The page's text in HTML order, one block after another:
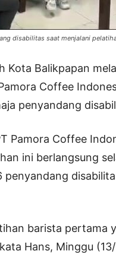
disabilitas saat menjalani
Kota Balikpapan
Coffee
penyandang
Pamora Coffee
ini berlangsung
penyandang
barista pertama
Hans, Minggu